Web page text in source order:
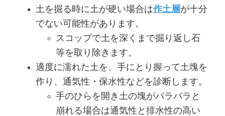
土を掘る時に土が硬い場合は作土層が十分
でない可能性があります。
スコップで土を深くまで掘り返し石
等を取り除きます。
適度に濡れた土を、手にとり握って土塊を
作り、通気性・保水性などを診断します。
手のひらを開き土の塊がバラバラと
崩れる場合は通気性と排水性の高い